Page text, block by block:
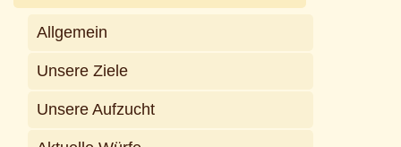
Allgemein
Unsere Ziele
Unsere Aufzucht